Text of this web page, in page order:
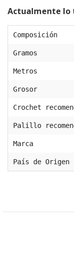
Actualmente lo
Composición
Gramos
Metros
Grosor
Crochet
Palillo
Marca
País de Origen